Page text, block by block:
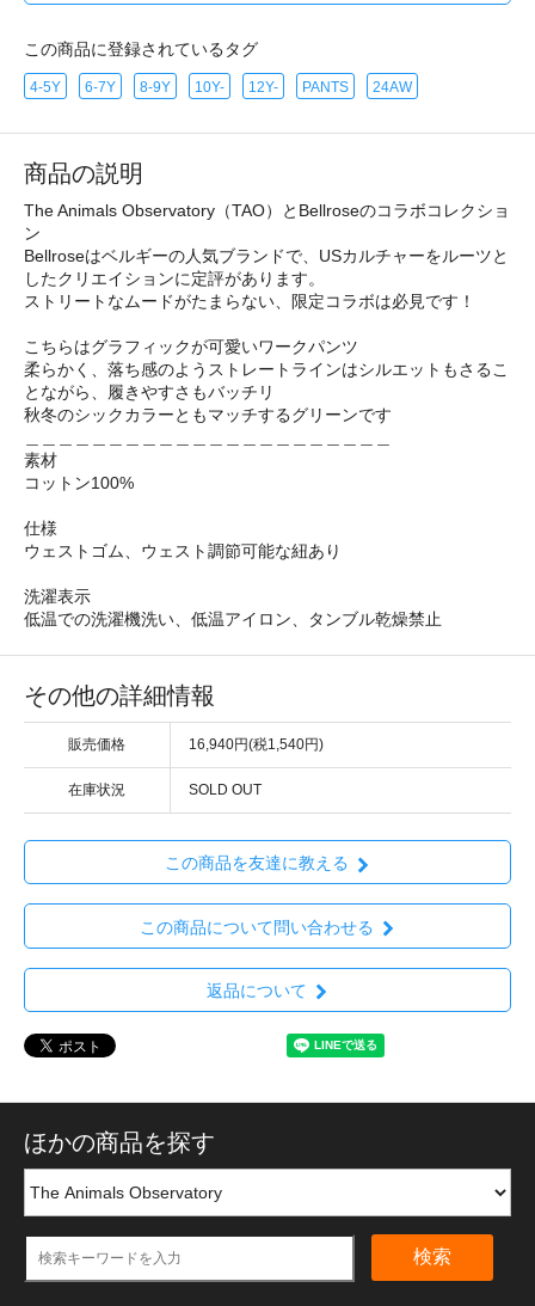
この商品に登録されているタグ
4-5Y 6-7Y 8-9Y 10Y- 12Y- PANTS 24AW
商品の説明
The Animals Observatory（TAO）とBellroseのコラボコレクショ
ン
Bellroseはベルギーの人気ブランドで、USカルチャーをルーツと
したクリエイションに定評があります。
ストリートなムードがたまらない、限定コラボは必見です！
こちらはグラフィックが可愛いワークパンツ
柔らかく、落ち感のようストレートラインはシルエットもさるこ
とながら、履きやすさもバッチリ
秋冬のシックカラーともマッチするグリーンです
素材
コットン100%
仕様
ウェストゴム、ウェスト調節可能な紐あり
洗濯表示
低温での洗濯機洗い、低温アイロン、タンブル乾燥禁止
その他の詳細情報
販売価格 16,940円(税1,540円)
在庫状況 SOLD OUT
この商品を友達に教える
この商品について問い合わせる
返品について
ほかの商品を探す
検索